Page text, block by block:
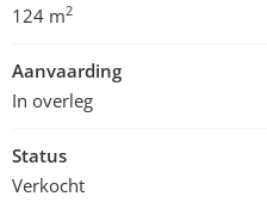
124 m2
Aanvaarding
In overleg
Status
Verkocht